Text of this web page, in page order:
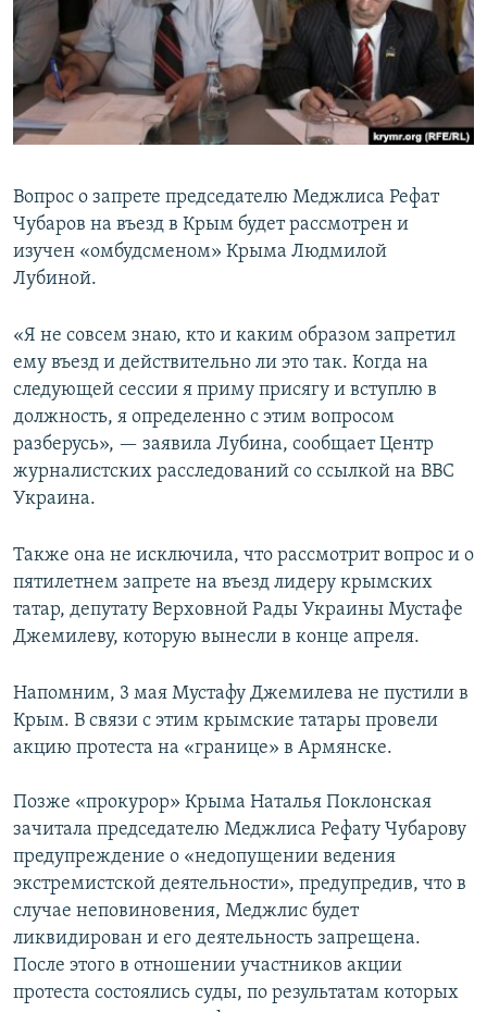
ПОБЕДИТЕЛЕЙ НЕ СУДЯТ?
КРЫМ.НЕПОКОРЕННЫЙ
ELIFBE
УКРАИНСКАЯ ПРОБЛЕМА КРЫМА
ПРИСОЕДИНЯЙТЕСЬ!
Вопрос о запрете председателю Меджлиса Рефат
Чубаров на въезд в Крым будет рассмотрен и
изучен «омбудсменом» Крыма Людмилой
Лубиной.
«Я не совсем знаю, кто и каким образом запретил
ему въезд и действительно ли это так. Когда на
следующей сессии я приму присягу и вступлю в
должность, я определенно с этим вопросом
разберусь», — заявила Лубина, сообщает Центр
журналистских расследований со ссылкой на ВВС
Украина.
Также она не исключила, что рассмотрит вопрос и о
пятилетнем запрете на въезд лидеру крымских
татар, депутату Верховной Рады Украины Мустафе
Джемилеву, которую вынесли в конце апреля.
Напомним, 3 мая Мустафу Джемилева не пустили в
Крым. В связи с этим крымские татары провели
акцию протеста на «границе» в Армянске.
Позже «прокурор» Крыма Наталья Поклонская
зачитала председателю Меджлиса Рефату Чубарову
предупреждение о «недопущении ведения
экстремистской деятельности», предупредив, что в
случае неповиновения, Меджлис будет
ликвидирован и его деятельность запрещена.
После этого в отношении участников акции
протеста состоялись суды, по результатам которых